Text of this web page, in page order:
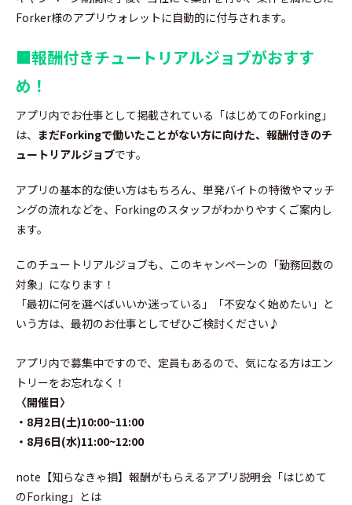
Forker様のアプリウォレットに自動的に付与されます。
■報酬付きチュートリアルジョブがおすす
め ！
アプリ内でお仕事として掲載されている「はじめてのForking」
は、 まだForkingで働いたことがない方に向けた、報酬付きのチ
ュートリアルジョブです。
アプリの基本的な使い方はもちろん、単発バイトの特徴やマッチ
ングの流れなどを、Forkingのスタッフがわかりやすくご案内し
ます。
このチュートリアルジョブも、このキャンペーンの「勤務回数の
対象」になります！
「最初に何を選べばいいか迷っている」「不安なく始めたい」と
いう方は、最初のお仕事としてぜひご検討ください♪
アプリ内で募集中ですので、定員もあるので、気になる方はエン
トリーをお忘れなく！
〈開催日〉
・8月2日(土)10:00~11:00
・8月6日(水)11:00~12:00
note【知らなきゃ損】報酬がもらえるアプリ説明会「はじめて
のForking」とは